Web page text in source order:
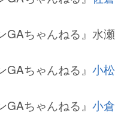
GAちゃんねる』水瀬
ちゃんねる』 小松
ちゃんねる』 小倉